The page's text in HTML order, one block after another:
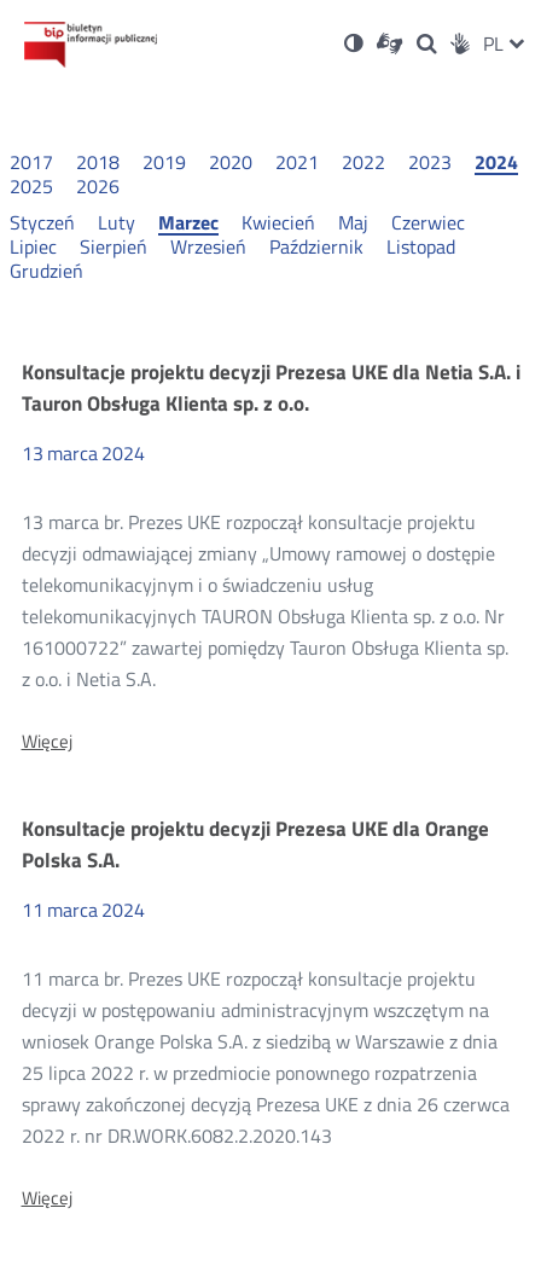
Ustawienia
Wersja
kontrastowa
Dla
niesłyszących
OtwórzOtwórz
w
Otwórz
w
Social PL
2017 2018 2019 2020 2021 2022 2023
2024
2025
2026
Styczeń
Luty Marzec Kwiecień Maj
Czerwiec
Lipiec
Sierpień Wrzesień Październik
Listopad
Grudzień
Konsultacje
konsultacji
2024
Konsultacje projektu decyzji Prezesa UKE dla Netia S.A. i
Tauron Obsługa Klienta sp. z o.o.
13 marca2024
13 marca br. Prezes UKE rozpoczął konsultacje projektu
decyzji odmawiającej zmiany „Umowy ramowej o dostępie
telekomunikacyjnym i o świadczeniu usług
telekomunikacyjnych TAURON Obsługa Klienta sp. z o.o. Nr
161000722” zawartej pomiędzy Tauron Obsługa Klienta sp.
z o.o. i Netia S.A.
WięcejO:
Prezesa
UKE
dla
S.A.
Obsługa
Klienta
sp.
z
o.o.
Konsultacje projektu decyzji Prezesa UKE dla Orange
Polska S.A.
11 marca2024
11 marca br. Prezes UKE rozpoczął konsultacje projektu
decyzji w postępowaniu administracyjnym wszczętym na
wniosek Orange Polska S.A. z siedzibą w Warszawie z dnia
25 lipca 2022 r. w przedmiocie ponownego rozpatrzenia
sprawy zakończonej decyzją Prezesa UKE z dnia 26 czerwca
2022 r. nr DR.WORK.6082.2.2020.143
WięcejO: